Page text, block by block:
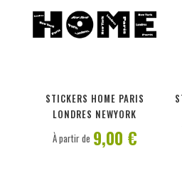
STICKERS HOME PARIS
LONDRES NEWYORK
À partir de 9,00 €